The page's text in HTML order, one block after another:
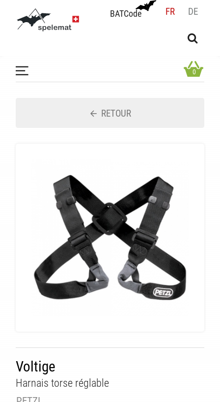
BATCode FR DE
BATCode
OK
0
RETOUR
Voltige
Harnais torse réglable